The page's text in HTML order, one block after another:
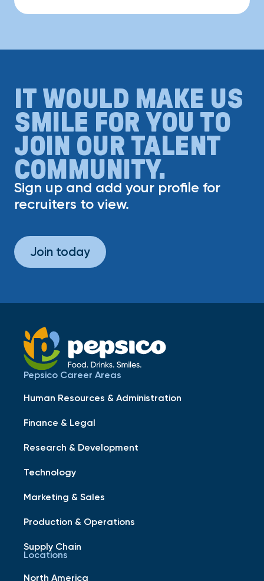
IT WOULD MAKE US
SMILE FOR YOU TO
JOIN OUR TALENT
COMMUNITY.
Sign up and add your profile for
recruiters to view.
Join today
Pepsico Career Areas
Human Resources & Administration
Finance & Legal
Research & Development
Technology
Marketing & Sales
Production & Operations
Supply Chain
Locations
North America